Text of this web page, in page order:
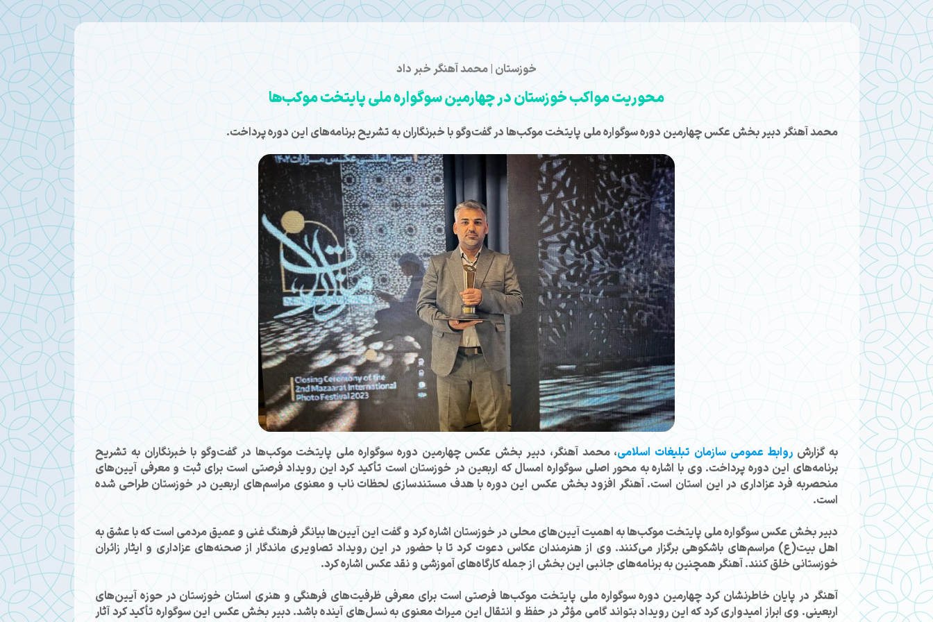
خوزستان | محمد آهنگر خبر داد
محوریت مواکب خوزستان در چهارمین سوگواره ملی پایتخت موکب‌ها
محمد آهنگر دبیر بخش عکس چهارمین دوره سوگواره ملی پایتخت موکب‌ها در گفت‌وگو با خبرنگاران به تشریح برنامه‌های این دوره پرداخت.
به گزارش روابط عمومی سازمان تبلیغات اسلامی، محمد آهنگر، دبیر بخش عکس چهارمین دوره سوگواره ملی پایتخت موکب‌ها در گفت‌وگو با خبرنگاران به تشریح
برنامه‌های این دوره پرداخت. وی با اشاره به محور اصلی سوگواره امسال که اربعین در خوزستان است تأکید کرد این رویداد فرصتی است برای ثبت و معرفی آیین‌های
منحصربه‌ فرد عزاداری در این استان است. آهنگر افزود بخش عکس این دوره با هدف مستندسازی لحظات ناب و معنوی مراسم‌های اربعین در خوزستان طراحی شده
است.
دبیر بخش عکس سوگواره ملی پایتخت موکب‌ها به اهمیت آیین‌های محلی در خوزستان اشاره کرد و گفت این آیین‌ها بیانگر فرهنگ غنی و عمیق مردمی است که با عشق به
اهل بیت(ع) مراسم‌های باشکوهی برگزار می‌کنند. وی از هنرمندان عکاس دعوت کرد تا با حضور در این رویداد تصاویری ماندگار از صحنه‌های عزاداری و ایثار زائران
خوزستانی خلق کنند. آهنگر همچنین به برنامه‌های جانبی این بخش از جمله کارگاه‌های آموزشی و نقد عکس اشاره کرد.
آهنگر در پایان خاطرنشان کرد چهارمین دوره سوگواره ملی پایتخت موکب‌ها فرصتی است برای معرفی ظرفیت‌های فرهنگی و هنری استان خوزستان در حوزه آیین‌های
اربعینی. وی ابراز امیدواری کرد که این رویداد بتواند گامی مؤثر در حفظ و انتقال این میراث معنوی به نسل‌های آینده باشد. دبیر بخش عکس این سوگواره تأکید کرد آثار